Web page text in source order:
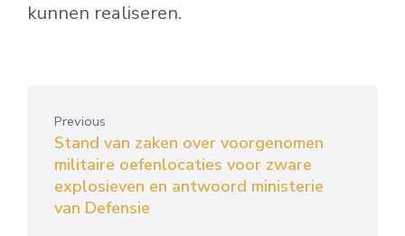
kunnen realiseren.
Previous
Stand van zaken over voorgenomen
militaire oefenlocaties voor zware
explosieven en antwoord ministerie
van Defensie